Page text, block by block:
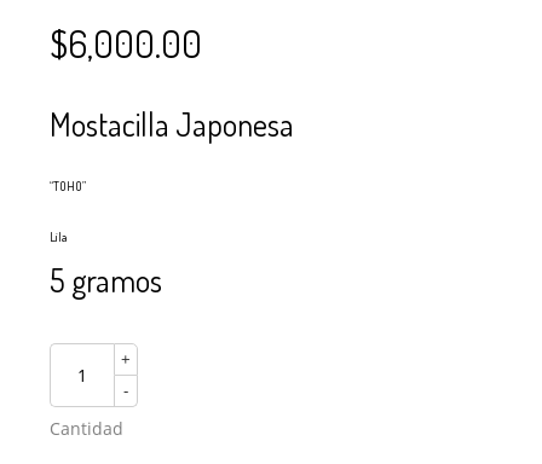
$6,000.00
Mostacilla Japonesa
“TOHO”
Lila
5 gramos
+
-
Cantidad